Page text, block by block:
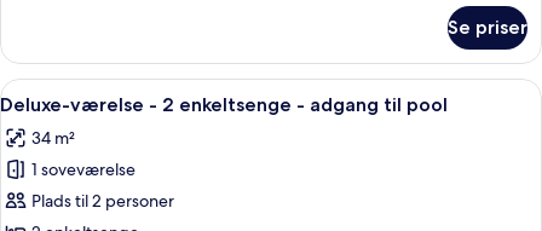
adgang
til
pool
værelse
1
seng
til
Se priser
Indlæs
alle
billeder
af
Deluxe-
Et hotelværelse med to senge, en
8
Deluxe-værelse - 2 enkeltsenge - adgang til pool
34 m²
1 soveværelse
Plads til 2 personer